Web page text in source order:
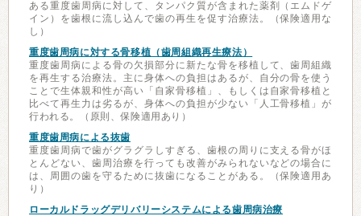
ある重度歯周病に対して、タンパク質が含まれた薬剤（エムドゲ
イン）を歯根に流し込んで歯の再生を促す治療法。（保険適用な
し）
重度歯周病に対する骨移植（歯周組織再生療法）
重度歯周病による骨の欠損部分に新たな骨を移植して、歯周組織
を再生する治療法。主に身体への負担はあるが、自分の骨を使う
ことで生体親和性が高い「自家骨移植」、もしくは自家骨移植と
比べて再生力は劣るが、身体への負担が少ない「人工骨移植」が
行われる。（原則、保険適用あり）
重度歯周病による抜歯
重度歯周病で歯がグラグラしすぎる、歯根の周りに支える骨がほ
とんどない、歯周治療を行っても改善がみられないなどの場合に
は、周囲の歯を守るために抜歯になることがある。（保険適用あ
り）
ローカルドラッグデリバリーシステムによる歯周病治療